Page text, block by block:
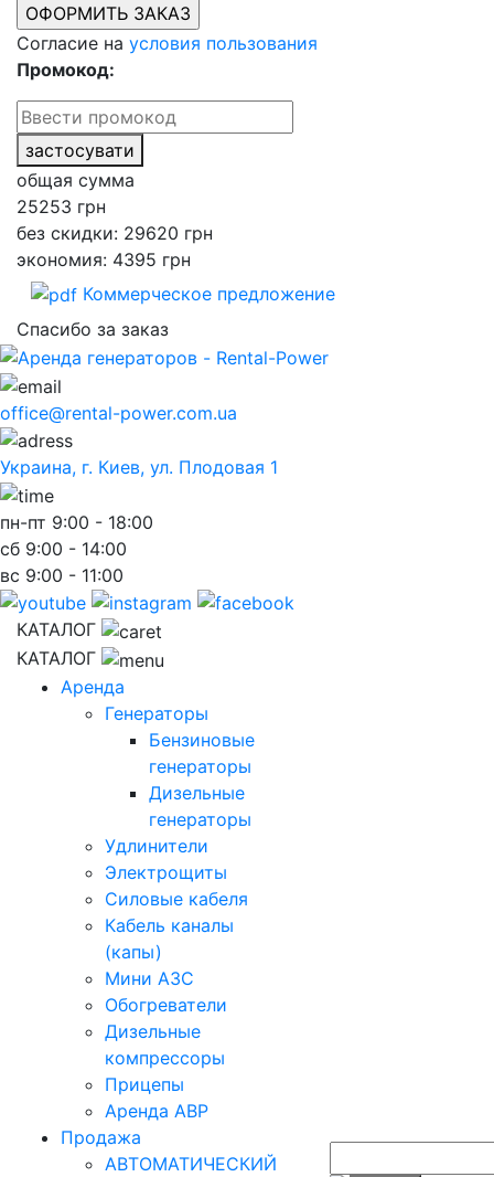
Согласие на условия пользования
Промокод:
застосувати
общая сумма
25253 грн
без скидки: 29620 грн
экономия: 4395 грн
Коммерческое предложение
Спасибо за заказ
office@rental-power.com.ua
Украина, г. Киев, ул. Плодовая 1
пн-пт 9:00 - 18:00
сб 9:00 - 14:00
вс 9:00 - 11:00
КАТАЛОГ
КАТАЛОГ
Аренда
Генераторы
Бензиновые
генераторы
Дизельные
генераторы
Удлинители
Электрощиты
Силовые кабеля
Кабель каналы
(капы)
Мини АЗС
Обогреватели
Дизельные
компрессоры
Прицепы
Аренда АВР
Продажа
АВТОМАТИЧЕСКИЙ